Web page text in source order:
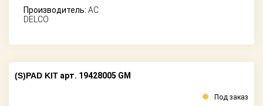
Производитель: AC
DELCO
(S)PAD KIT арт. 19428005 GM
Под заказ